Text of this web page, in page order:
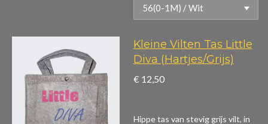
Kleine Vilten Tas Little
Diva (Hartjes/Grijs)
€ 12,50
Hippe tas van stevig grijs vilt, in